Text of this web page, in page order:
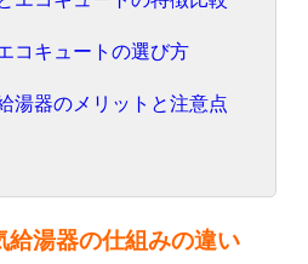
コキュートの選び方
湯器のメリットと注意点
給湯器の仕組みの違い